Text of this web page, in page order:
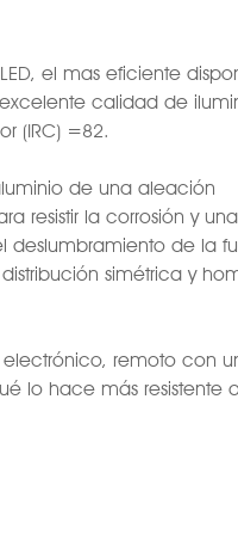
el mas eficiente
calidad de
(IRC) =82.
de una aleación
resistir la corrosión y
deslumbramiento de la
simétrica y
remoto con
lo hace más resistente